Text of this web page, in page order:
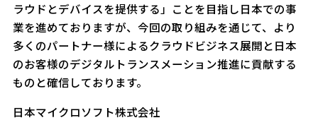
ラウドとデバイスを提供する」ことを目指し日本での事
業を進めておりますが、今回の取り組みを通じて、より
多くのパートナー様によるクラウドビジネス展開と日本
のお客様のデジタルトランスメーション推進に貢献する
ものと確信しております。
日本マイクロソフト株式会社